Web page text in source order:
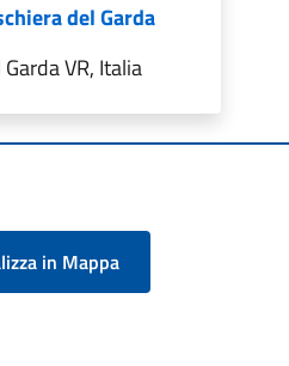
del Garda
VR, Italia
in Mappa